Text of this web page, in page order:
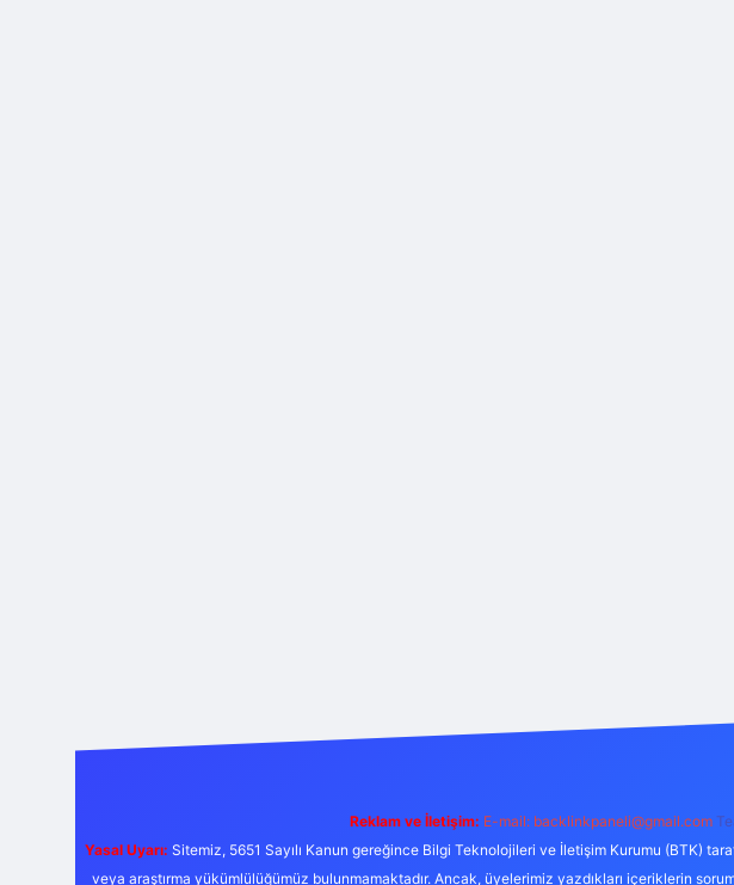
Reklam ve İletişim: E-mail: backlinkpaneli@gmail.com
Yasal Uyarı: Sitemiz, 5651 Sayılı Kanun gereğince Bilgi Teknolojileri ve İletişim Kurumu (BTK)
veya araştırma yükümlülüğümüz bulunmamaktadır. Ancak, üyelerimiz yazdıkları içeriklerin